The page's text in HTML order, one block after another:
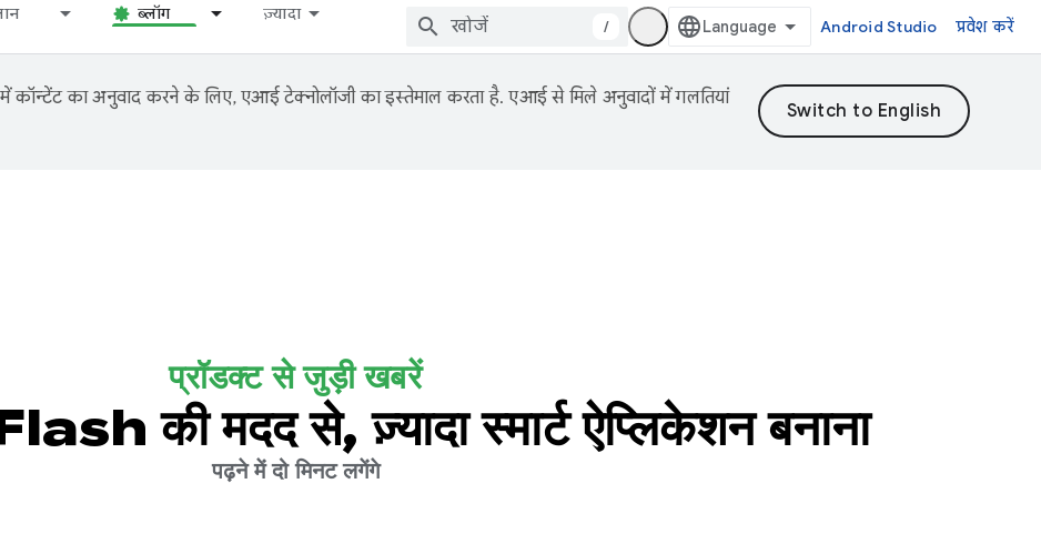
ब्लॉग ज़्यादा
/ Android Studio प्रवेश करें
कॉन्टेंट का अनुवाद करने के लिए, एआई टेक्नोलॉजी का इस्तेमाल करता है. एआई से मिले अनुवादों में गलतियां
प्रॉडक्ट से जुड़ी खबरें
की मदद से, ज़्यादा स्मार्ट ऐप्लिकेशन बनाना
पढ़ने में दो मिनट लगेंगे